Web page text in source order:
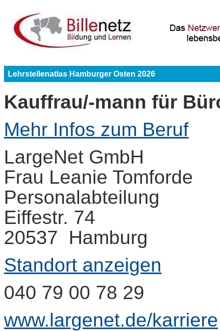
Lehrstellenatlas Hamburger Osten 2026
Kauffrau/-mann für
Mehr Infos zum Beruf
LargeNet GmbH
Frau Leanie Tomforde
Personalabteilung
Eiffestr. 74
20537 Hamburg
Standort anzeigen
040 79 00 78 29
www.largenet.de/karriere